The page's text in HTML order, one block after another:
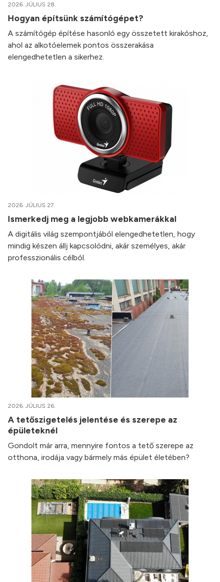
2026. JÚLIUS 28.
Hogyan építsünk számítógépet?
A számítógép építése hasonló egy összetett kirakóshoz,
ahol az alkotóelemek pontos összerakása
elengedhetetlen a sikerhez.
2026. JÚLIUS 27.
Ismerkedj meg a legjobb webkamerákkal
A digitális világ szempontjából elengedhetetlen, hogy
mindig készen állj kapcsolódni, akár személyes, akár
professzionális célból.
2026. JÚLIUS 26.
A tetőszigetelés jelentése és szerepe az
épületeknél
Gondolt már arra, mennyire fontos a tető szerepe az
otthona, irodája vagy bármely más épület életében?